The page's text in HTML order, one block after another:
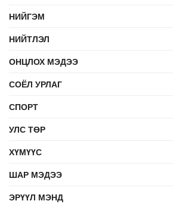
НИЙГЭМ
НИЙТЛЭЛ
ОНЦЛОХ МЭДЭЭ
СОЁЛ УРЛАГ
СПОРТ
УЛС ТӨР
ХҮМҮҮС
ШАР МЭДЭЭ
ЭРҮҮЛ МЭНД